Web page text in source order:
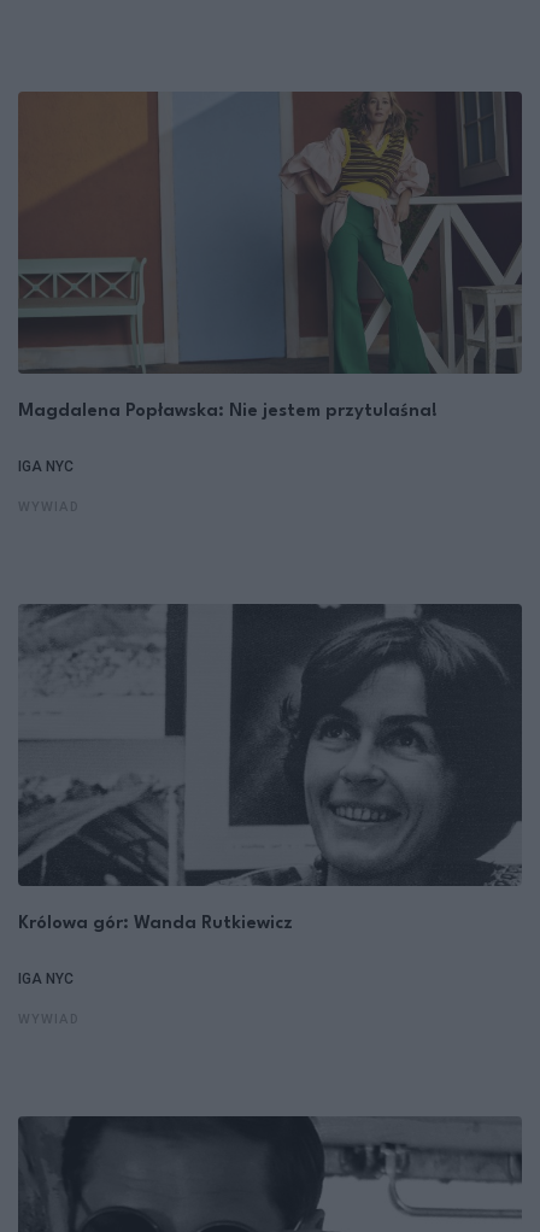
Magdalena Popławska: Nie jestem przytulaśna!
IGA NYC
Królowa gór: Wanda Rutkiewicz
IGA NYC